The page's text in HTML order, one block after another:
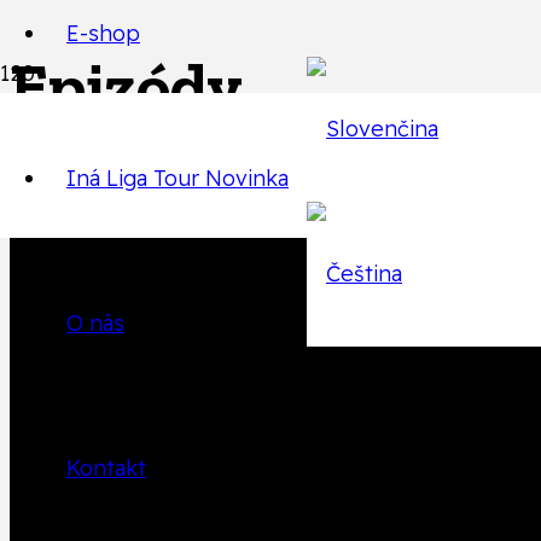
E-shop
Iná Liga Tour Novinka
O nás
Kontakt
Epizódy
Späť na zoznam epizód